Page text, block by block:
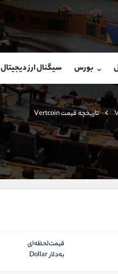
بورس سیگنال ارز دیجیتال
تاریخچه قیمت Vertcoin
قیمت‌لحظه‌ای
به‌دلار Dollar
شروع گفتگو
@Armteam_admin_103
103